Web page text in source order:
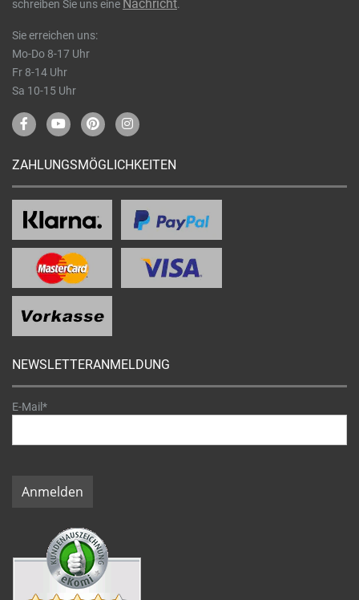
schreiben Sie uns eine Nachricht.
Sie erreichen uns:
Mo-Do 8-17 Uhr
Fr 8-14 Uhr
Sa 10-15 Uhr
ZAHLUNGSMÖGLICHKEITEN
NEWSLETTERANMELDUNG
E-Mail*
Anmelden